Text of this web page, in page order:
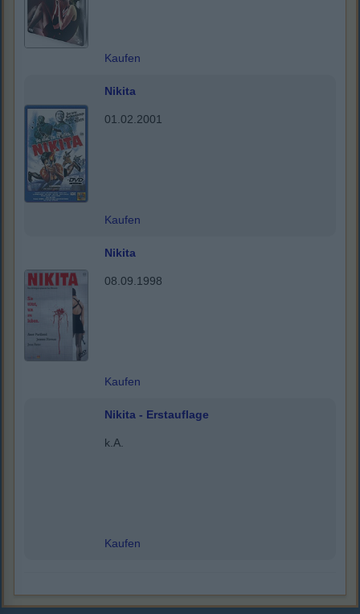
Kaufen
Nikita
01.02.2001
Kaufen
Nikita
08.09.1998
Kaufen
Nikita - Erstauflage
k.A.
Kaufen